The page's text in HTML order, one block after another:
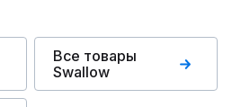
Все товары
Swallow